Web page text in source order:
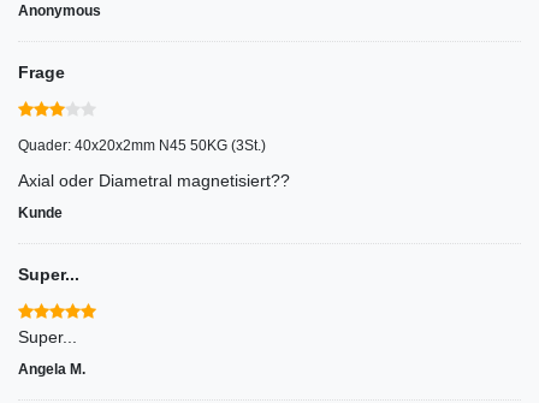
Anonymous
Frage
Quader: 40x20x2mm N45 50KG (3St.)
Axial oder Diametral magnetisiert??
Kunde
Super...
Super...
Angela M.